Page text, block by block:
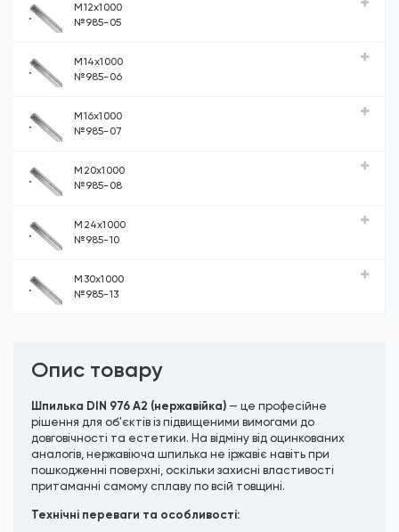
М12х1000
№985-05
М14х1000
№985-06
М16х1000
№985-07
М20х1000
№985-08
М24х1000
№985-10
М30х1000
№985-13
Опис товару
Шпилька DIN 976 A2 (нержавійка) — це професійне
рішення для об'єктів із підвищеними вимогами до
довговічності та естетики. На відміну від оцинкованих
аналогів, нержавіюча шпилька не іржавіє навіть при
пошкодженні поверхні, оскільки захисні властивості
притаманні самому сплаву по всій товщині.
Технічні переваги та особливості: